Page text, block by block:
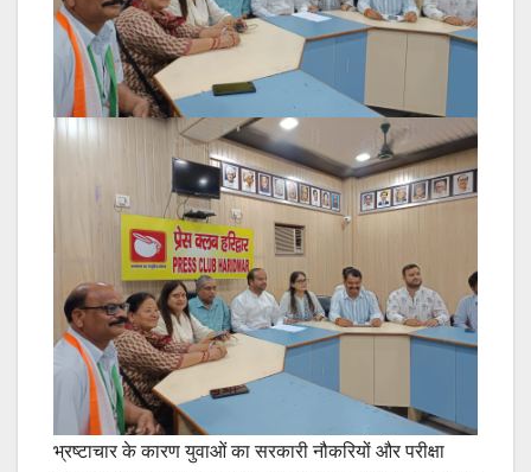
भ्रष्टाचार के कारण युवाओं का सरकारी नौकरियों और परीक्षा